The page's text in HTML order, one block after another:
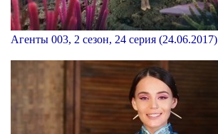
Агенты 003, 2 сезон, 24 серия (24.06.2017)